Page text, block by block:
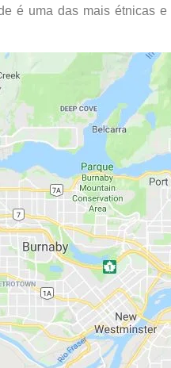
é uma das mais étnicas